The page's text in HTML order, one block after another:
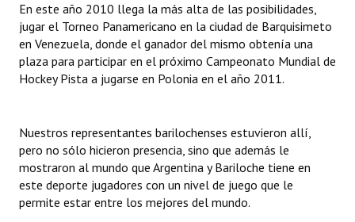
En este año 2010 llega la más alta de las posibilidades,
jugar el Torneo Panamericano en la ciudad de Barquisimeto
en Venezuela, donde el ganador del mismo obtenía una
plaza para participar en el próximo Campeonato Mundial de
Hockey Pista a jugarse en Polonia en el año 2011.
Nuestros representantes barilochenses estuvieron allí,
pero no sólo hicieron presencia, sino que además le
mostraron al mundo que Argentina y Bariloche tiene en
este deporte jugadores con un nivel de juego que le
permite estar entre los mejores del mundo.